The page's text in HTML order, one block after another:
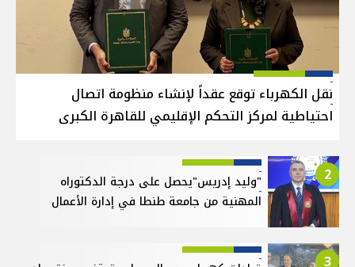
نقل الكهرباء توقع عقداً لإنشاء منظومة اتصال
احتياطية لمركز التحكم الإقليمي للقاهرة الكبرى
2
"وليد إدريس"يحصل على درجة الدكتوراه
المهنية من جامعة طنطا في إدارة الأعمال
3